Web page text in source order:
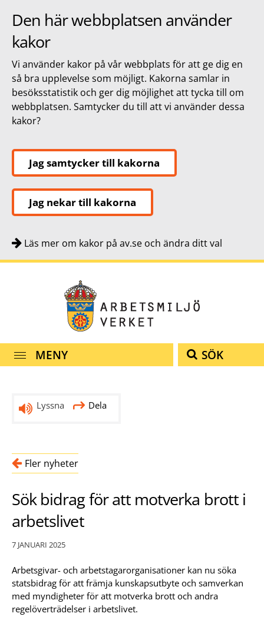
Den här webbplatsen använder
kakor
Vi använder kakor på vår webbplats för att ge dig en
så bra upplevelse som möjligt. Kakorna samlar in
besöksstatistik och ger dig möjlighet att tycka till om
webbplatsen. Samtycker du till att vi använder dessa
kakor?
Jag samtycker till kakorna
Jag nekar till kakorna
Läs mer om kakor på av.se och ändra ditt val
MENY SÖK
Lyssna Dela
Fler nyheter
Sök bidrag för att motverka brott i
arbetslivet
7 JANUARI 2025
Arbetsgivar- och arbetstagarorganisationer kan nu söka
statsbidrag för att främja kunskapsutbyte och samverkan
med myndigheter för att motverka brott och andra
regelöverträdelser i arbetslivet.